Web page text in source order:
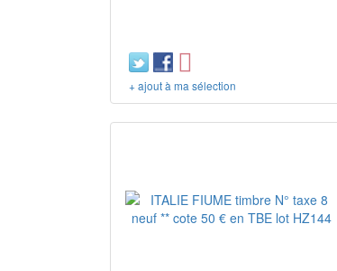
+ ajout à ma sélection